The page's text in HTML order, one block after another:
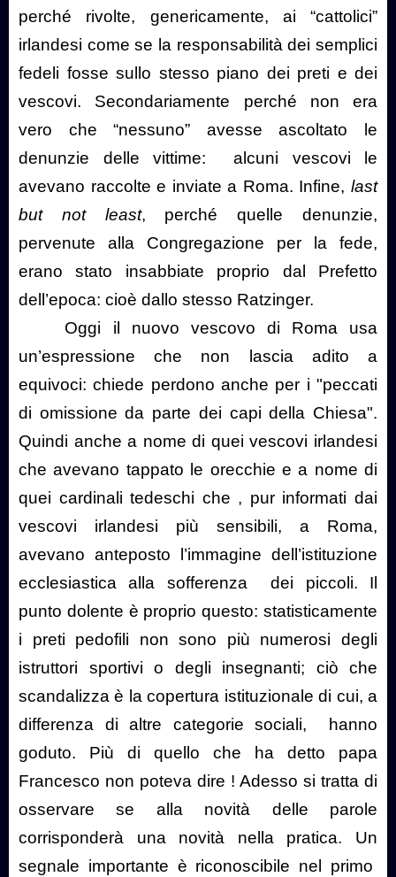
perché rivolte, genericamente, ai “cattolici”
irlandesi come se la responsabilità dei semplici
fedeli fosse sullo stesso piano dei preti e dei
vescovi. Secondariamente perché non era
vero che “nessuno” avesse ascoltato le
denunzie delle vittime:
alcuni vescovi le
avevano raccolte e inviate a Roma. Infine, last
but not least, perché quelle denunzie,
pervenute alla Congregazione per la fede,
erano stato insabbiate proprio dal Prefetto
dell’epoca: cioè dallo stesso Ratzinger.
Oggi il nuovo vescovo di Roma usa
un’espressione che non lascia adito a
equivoci: chiede perdono anche per i "peccati
di omissione da parte dei capi della Chiesa".
Quindi anche a nome di quei vescovi irlandesi
che avevano tappato le orecchie e a nome di
quei cardinali tedeschi che , pur informati dai
vescovi irlandesi più sensibili, a Roma,
avevano anteposto l’immagine dell’istituzione
ecclesiastica alla sofferenza
dei piccoli. Il
punto dolente è proprio questo: statisticamente
i preti pedofili non sono più numerosi degli
istruttori sportivi o degli insegnanti; ciò che
scandalizza è la copertura istituzionale di cui, a
differenza di altre categorie sociali,
hanno
goduto. Più di quello che ha detto papa
Francesco non poteva dire ! Adesso si tratta di
osservare se alla novità delle parole
corrisponderà una novità nella pratica. Un
segnale importante è riconoscibile nel primo